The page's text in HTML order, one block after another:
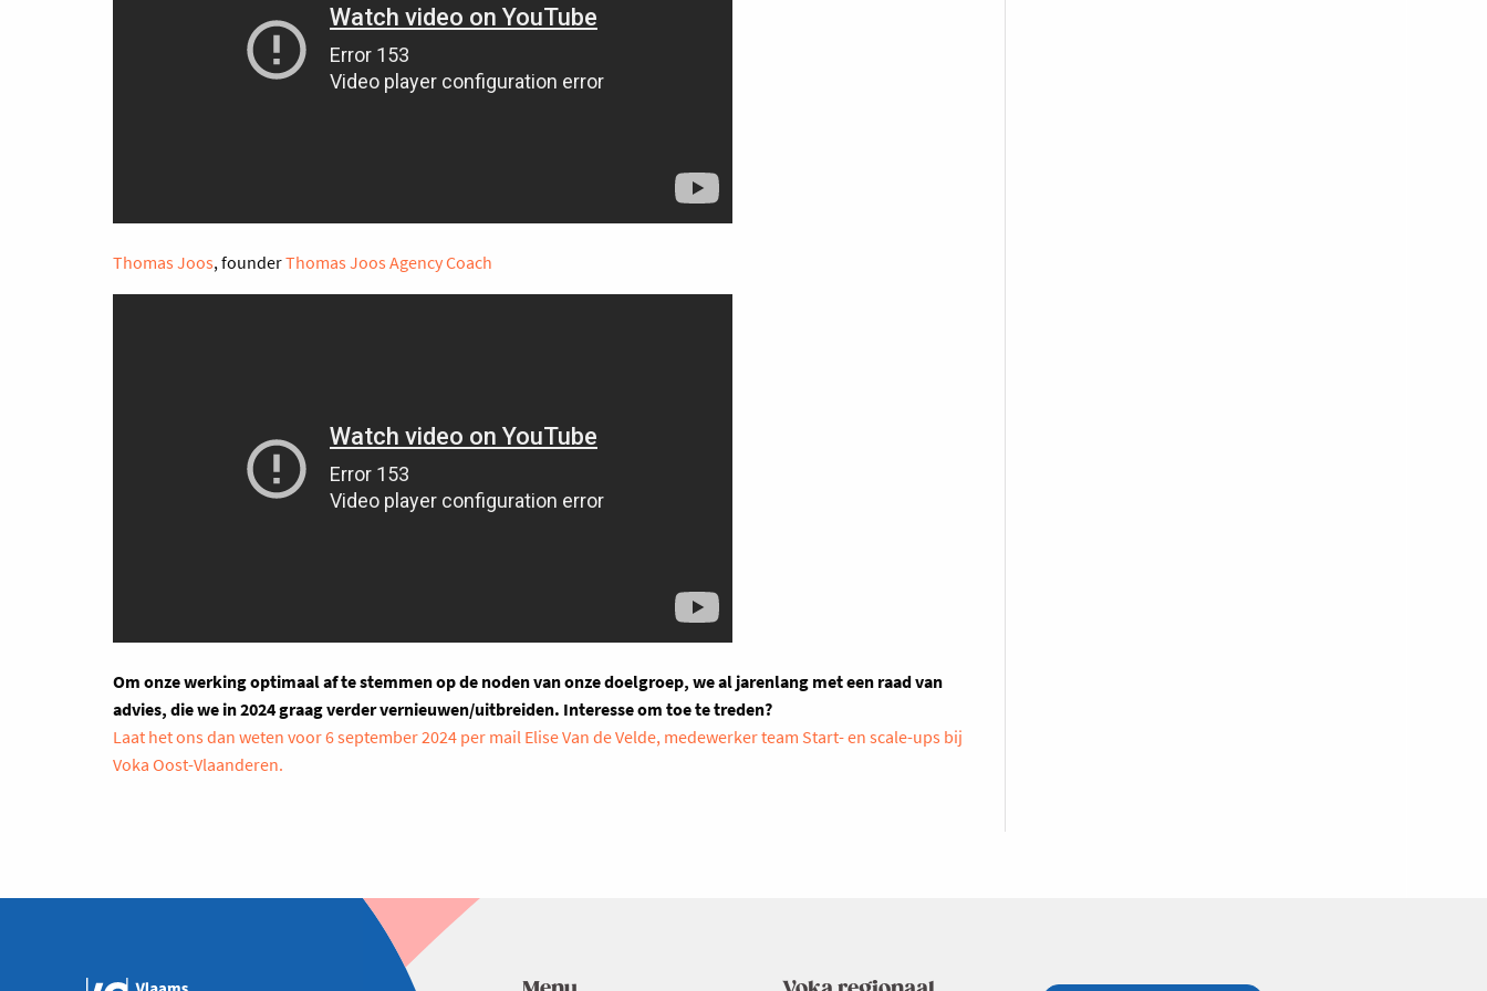
Thomas Joos, founderThomas Joos Agency Coach
Om onze werking optimaal af te stemmen op de noden van onze doelgroep, we al jarenlang met een raad van
advies, die we in 2024 graag verder vernieuwen/uitbreiden. Interesse om toe te treden?
Laat het ons dan weten voor 6 september 2024 per mail Elise Van de Velde, medewerker team Start- en scale-ups bij
Voka Oost-Vlaanderen.